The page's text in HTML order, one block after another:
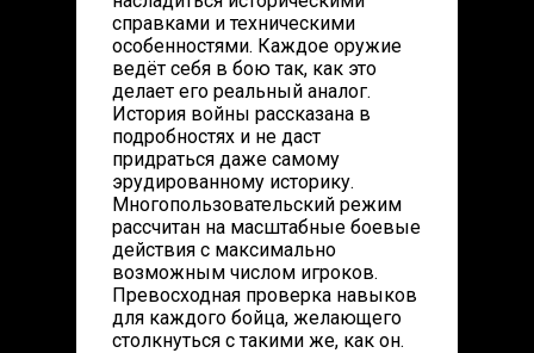
справками и техническими
особенностями. Каждое оружие
ведёт себя в бою так, как это
делает его реальный аналог.
История войны рассказана в
подробностях и не даст
придраться даже самому
эрудированному историку.
Многопользовательский режим
рассчитан на масштабные боевые
действия с максимально
возможным числом игроков.
Превосходная проверка навыков
для каждого бойца, желающего
столкнуться с такими же, как он.